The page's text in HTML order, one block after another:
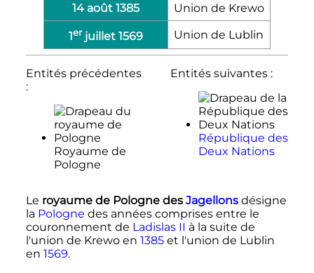
14 août 1385
Union de Krewo
1erjuillet 1569 Union de Lublin
Entités précédentes
:
Royaume de
Pologne
Entités suivantes :
République des
Deux Nations
Le royaume de Pologne des Jagellonsdésigne
la Pologne des années comprises entre le
couronnement de Ladislas II à la suite de
l'union de Krewo en 1385et l'union de Lublin
en 1569.